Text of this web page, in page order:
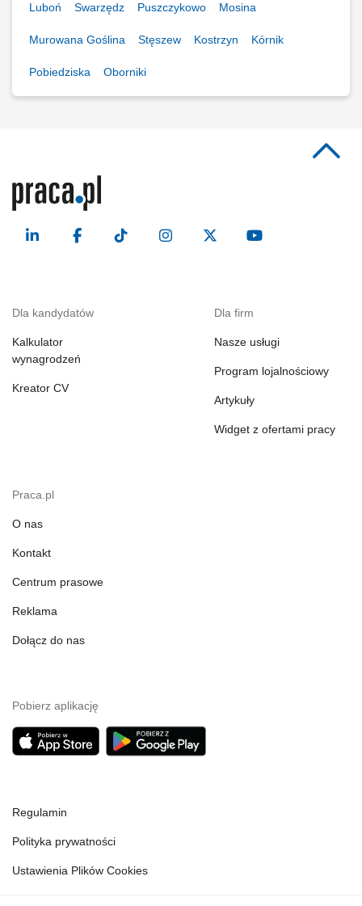
Luboń Swarzędz Puszczykowo Mosina
Murowana Goślina Stęszew Kostrzyn Kórnik
Pobiedziska Oborniki
Dla kandydatów
Kalkulator
wynagrodzeń
Kreator CV
Dla firm
Nasze usługi
Program lojalnościowy
Artykuły
Widget z ofertami pracy
Praca.pl
O nas
Kontakt
Centrum prasowe
Reklama
Dołącz do nas
Pobierz aplikację
Regulamin
Polityka prywatności
Ustawienia Plików Cookies